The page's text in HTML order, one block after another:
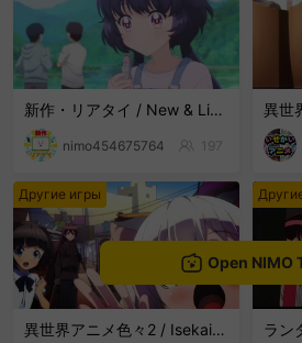
新作・リアタイ / New & Live Streams
nimo454675764 197
Другие игры
異世界アニメ色々2 / Isekai Anime Mix2
Open NIMO